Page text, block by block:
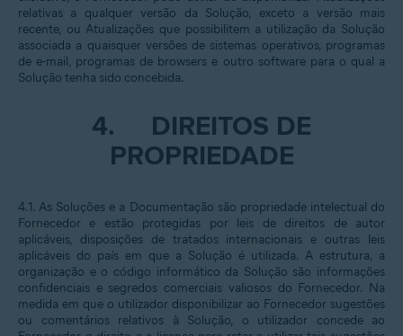
relativas a qualquer versão da Solução, exceto a versão mais
recente, ou Atualizações que possibilitem a utilização da Solução
associada a quaisquer versões de sistemas operativos, programas
de e-mail, programas de browsers e outro software para o qual a
Solução tenha sido concebida.
4.
DIREITOS DE
PROPRIEDADE
4.1. As Soluções e a Documentação são propriedade intelectual do
Fornecedor e estão protegidas por leis de direitos de autor
aplicáveis, disposições de tratados internacionais e outras leis
aplicáveis do país em que a Solução é utilizada. A estrutura, a
organização e o código informático da Solução são informações
confidenciais e segredos comerciais valiosos do Fornecedor. Na
medida em que o utilizador disponibilizar ao Fornecedor sugestões
ou comentários relativos à Solução, o utilizador concede ao